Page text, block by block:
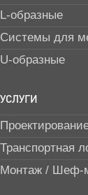
L-образные
Системы для
U-образные
УСЛУГИ
Транспортная
Монтаж / Шеф-